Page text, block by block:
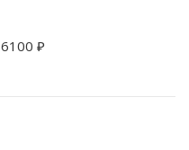
6100 ₽